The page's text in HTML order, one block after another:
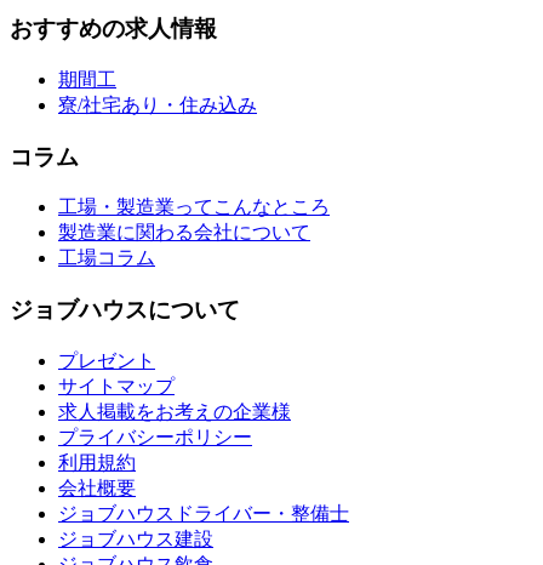
おすすめの求人情報
期間工
寮/社宅あり・住み込み
コラム
工場・製造業ってこんなところ
製造業に関わる会社について
工場コラム
ジョブハウスについて
プレゼント
サイトマップ
求人掲載をお考えの企業様
プライバシーポリシー
利用規約
会社概要
ジョブハウスドライバー・整備士
ジョブハウス建設